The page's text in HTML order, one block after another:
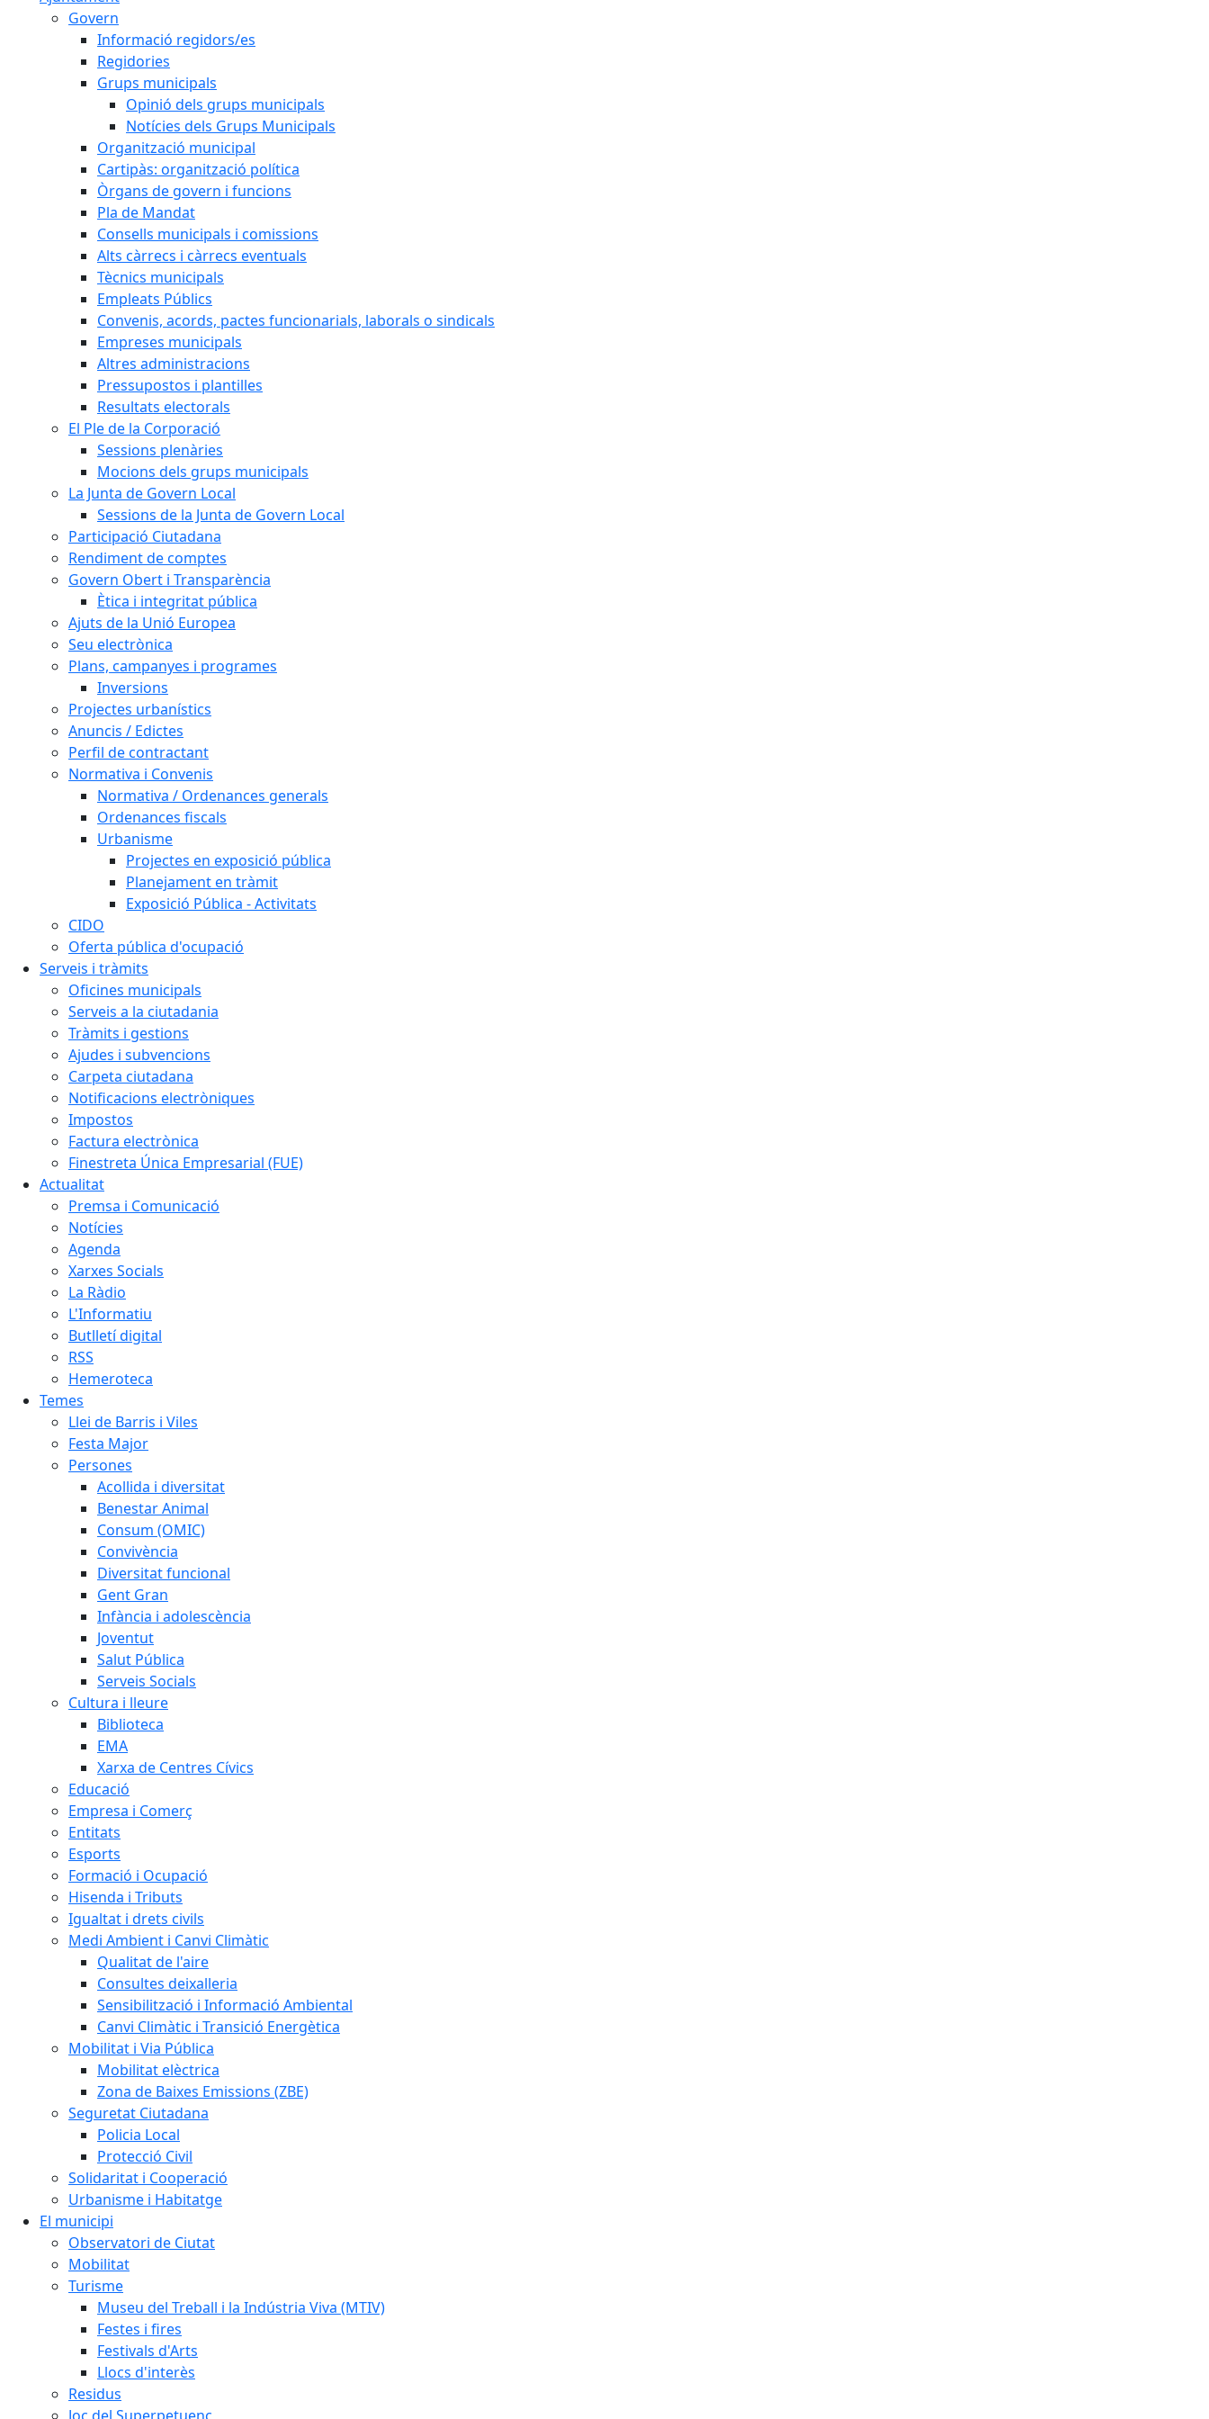
Govern
Informació regidors/es
Regidories
Grups municipals
Opinió dels grups municipals
Notícies dels Grups Municipals
Organització municipal
Cartipàs: organització política
Òrgans de govern i funcions
Pla de Mandat
Consells municipals i comissions
Alts càrrecs i càrrecs eventuals
Tècnics municipals
Empleats Públics
Convenis, acords, pactes funcionarials, laborals o sindicals
Empreses municipals
Altres administracions
Pressupostos i plantilles
Resultats electorals
El Ple de la Corporació
Sessions plenàries
Mocions dels grups municipals
La Junta de Govern Local
Sessions de la Junta de Govern Local
Participació Ciutadana
Rendiment de comptes
Govern Obert i Transparència
Ètica i integritat pública
Ajuts de la Unió Europea
Seu electrònica
Plans, campanyes i programes
Inversions
Projectes urbanístics
Anuncis / Edictes
Perfil de contractant
Normativa i Convenis
Normativa / Ordenances generals
Ordenances fiscals
Urbanisme
Projectes en exposició pública
Planejament en tràmit
Exposició Pública - Activitats
CIDO
Oferta pública d'ocupació
Serveis i tràmits
Oficines municipals
Serveis a la ciutadania
Tràmits i gestions
Ajudes i subvencions
Carpeta ciutadana
Notificacions electròniques
Impostos
Factura electrònica
Finestreta Única Empresarial (FUE)
Actualitat
Premsa i Comunicació
Notícies
Agenda
Xarxes Socials
La Ràdio
L'Informatiu
Butlletí digital
RSS
Hemeroteca
Temes
Llei de Barris i Viles
Festa Major
Persones
Acollida i diversitat
Benestar Animal
Consum (OMIC)
Convivència
Diversitat funcional
Gent Gran
Infància i adolescència
Joventut
Salut Pública
Serveis Socials
Cultura i lleure
Biblioteca
EMA
Xarxa de Centres Cívics
Educació
Empresa i Comerç
Entitats
Esports
Formació i Ocupació
Hisenda i Tributs
Igualtat i drets civils
Medi Ambient i Canvi Climàtic
Qualitat de l'aire
Consultes deixalleria
Sensibilització i Informació Ambiental
Canvi Climàtic i Transició Energètica
Mobilitat i Via Pública
Mobilitat elèctrica
Zona de Baixes Emissions (ZBE)
Seguretat Ciutadana
Policia Local
Protecció Civil
Solidaritat i Cooperació
Urbanisme i Habitatge
El municipi
Observatori de Ciutat
Mobilitat
Turisme
Museu del Treball i la Indústria Viva (MTIV)
Festes i fires
Festivals d'Arts
Llocs d'interès
Residus